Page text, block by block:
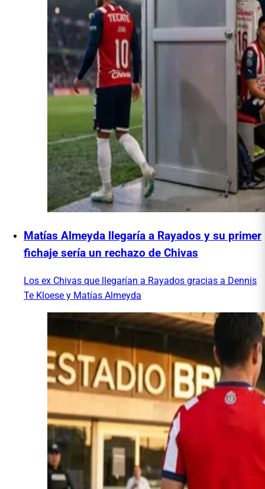
Matías Almeyda llegaría a Rayados y su primer
fichaje sería un rechazo de Chivas
Los ex Chivas que llegarían a Rayados gracias a Dennis
Te Kloese y Matías Almeyda